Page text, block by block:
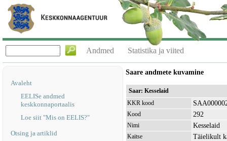
Andmed Statistika ja viited
Avaleht
EELISe andmed
keskkonnaportaalis
Loe siit "Mis on EELIS?"
Otsing ja artiklid
Saare andmete kuvamine
Saar: Kesselaid
KKR kood
Kood 292
Nimi Kesselaid
Kaitse Täielikult